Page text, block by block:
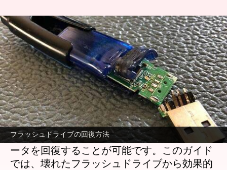
フラッシュドライブの回復方法
壊れたフラッシュドライブから
データを回復する方法
著者 Keito Komeda Jun 19, 2026 02:30 pm
どんな話なの
フラッシュドライブが壊れてしまったとき、
貴重なデータが失われることは非常にストレ
スです。しかし、適切な方法を用いれば、デ
ータを回復することが可能です。このガイド
では、壊れたフラッシュドライブから効果的